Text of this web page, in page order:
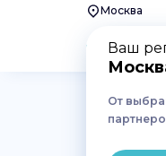
Москва
Ваш
От